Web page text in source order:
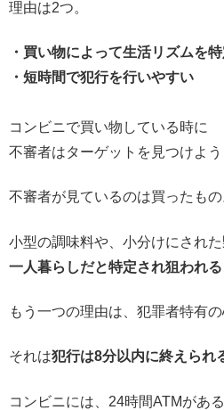
理由は2つ。
・買い物によって生活リズムを
・短時間で犯行を行いやすい
コンビニで買い物している時に
不審者はターゲットを見つけよう
不審者が見ているのは買ったもの
小型の調味料や、小分けにされ
一人暮らしだと特定され狙われる
もう一つの理由は、犯罪者特有の
それは犯行は8分以内に終えられ
コンビニには、24時間ATMがあ